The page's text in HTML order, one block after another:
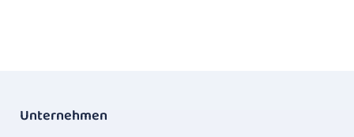
Unternehmen